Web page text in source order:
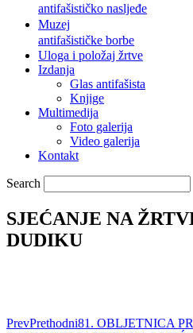
antifašističko nasljeđe
Muzej
antifašističke borbe
Uloga i položaj žrtve
Izdanja
Glas antifašista
Knjige
Multimedija
Foto galerija
Video galerija
Kontakt
Search
SJEĆANJE NA
DUDIKU
PrevPrethodni81. OBLJETNICA